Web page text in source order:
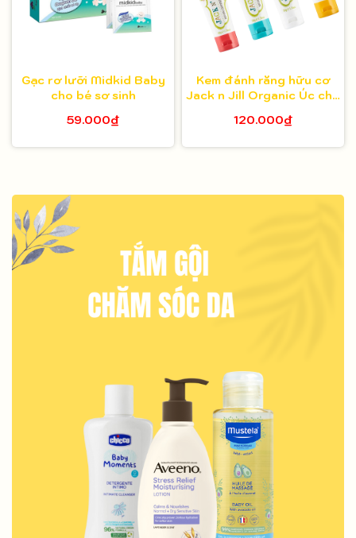
Gạc rơ lưỡi Midkid Baby
cho bé sơ sinh
59.000₫
Kem đánh răng hữu cơ
Jack n Jill Organic Úc cho
120.000₫